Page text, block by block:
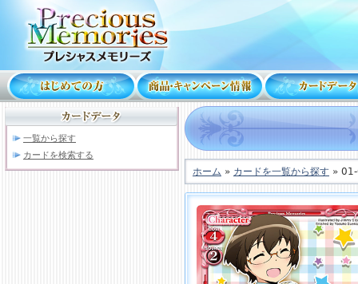
一覧から探す
カードを検索する
ホーム » カードを一覧から探す »